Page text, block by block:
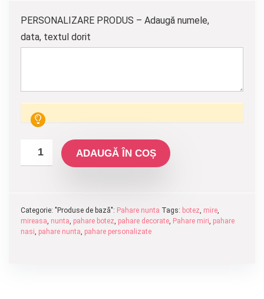
PERSONALIZARE PRODUS – Adaugă numele,
data, textul dorit
ADAUGĂ ÎN COȘ
Categorie: "Produse de bază": Pahare nunta Tags: botez, mire,
mireasa, nunta, pahare botez, pahare decorate, Pahare miri, pahare
nasi, pahare nunta, pahare personalizate